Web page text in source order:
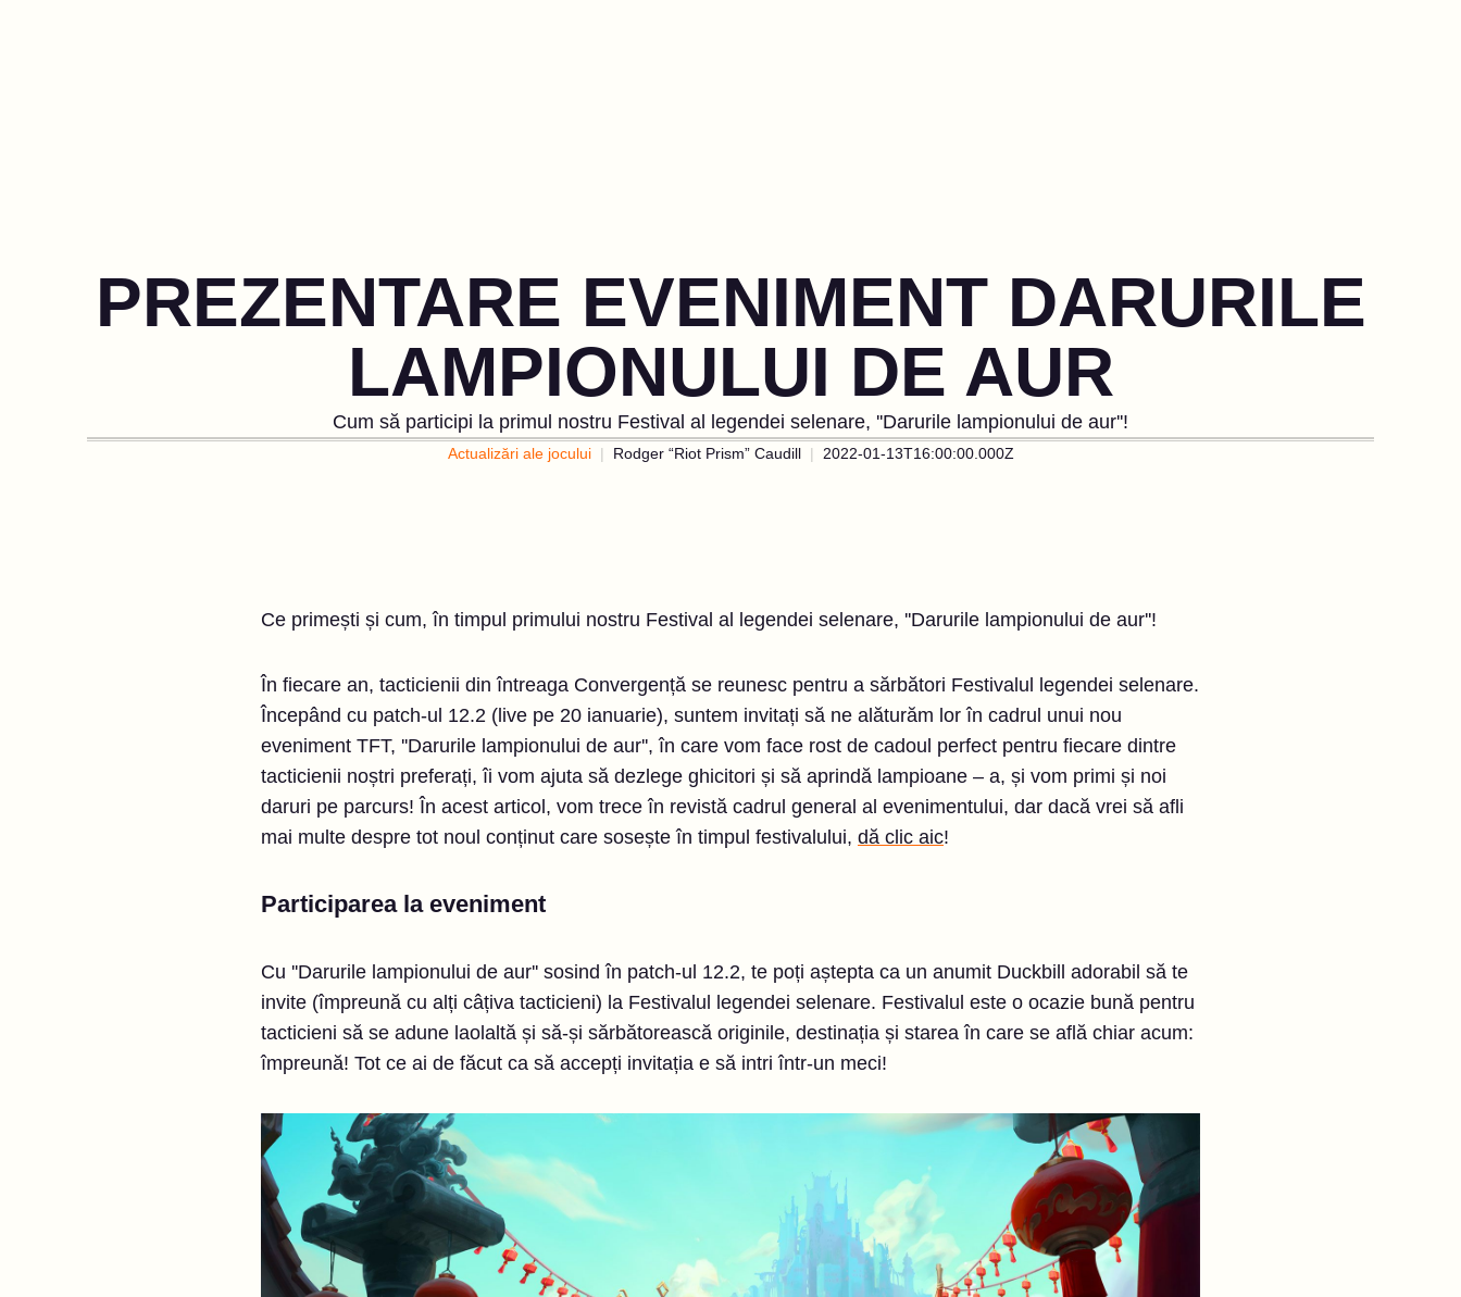
PREZENTARE EVENIMENT DARURILE
LAMPIONULUI DE AUR
Cum să participi la primul nostru Festival al legendei selenare, ''Darurile lampionului de aur''!
Actualizări ale jocului Rodger “Riot Prism” Caudill 2022-01-13T16:00:00.000Z
Ce primești și cum, în timpul primului nostru Festival al legendei selenare, ''Darurile lampionului de aur''!
În fiecare an, tacticienii din întreaga Convergență se reunesc pentru a sărbători Festivalul legendei selenare.
Începând cu patch-ul 12.2 (live pe 20 ianuarie), suntem invitați să ne alăturăm lor în cadrul unui nou
eveniment TFT, ''Darurile lampionului de aur'', în care vom face rost de cadoul perfect pentru fiecare dintre
tacticienii noștri preferați, îi vom ajuta să dezlege ghicitori și să aprindă lampioane – a, și vom primi și noi
daruri pe parcurs! În acest articol, vom trece în revistă cadrul general al evenimentului, dar dacă vrei să afli
mai multe despre tot noul conținut care sosește în timpul festivalului, dă clic aic!
Participarea la eveniment
Cu ''Darurile lampionului de aur'' sosind în patch-ul 12.2, te poți aștepta ca un anumit Duckbill adorabil să te
invite (împreună cu alți câțiva tacticieni) la Festivalul legendei selenare. Festivalul este o ocazie bună pentru
tacticieni să se adune laolaltă și să-și sărbătorească originile, destinația și starea în care se află chiar acum:
împreună! Tot ce ai de făcut ca să accepți invitația e să intri într-un meci!